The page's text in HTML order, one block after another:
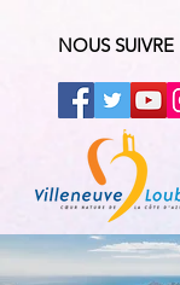
NOUS SUIVRE